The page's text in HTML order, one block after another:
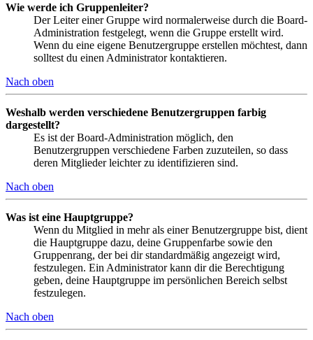
Wie werde ich Gruppenleiter?
Der Leiter einer Gruppe wird normalerweise durch die Board-
Administration festgelegt, wenn die Gruppe erstellt wird.
Wenn du eine eigene Benutzergruppe erstellen möchtest, dann
solltest du einen Administrator kontaktieren.
Nach oben
Weshalb werden verschiedene Benutzergruppen farbig
dargestellt?
Es ist der Board-Administration möglich, den
Benutzergruppen verschiedene Farben zuzuteilen, so dass
deren Mitglieder leichter zu identifizieren sind.
Nach oben
Was ist eine Hauptgruppe?
Wenn du Mitglied in mehr als einer Benutzergruppe bist, dient
die Hauptgruppe dazu, deine Gruppenfarbe sowie den
Gruppenrang, der bei dir standardmäßig angezeigt wird,
festzulegen. Ein Administrator kann dir die Berechtigung
geben, deine Hauptgruppe im persönlichen Bereich selbst
festzulegen.
Nach oben